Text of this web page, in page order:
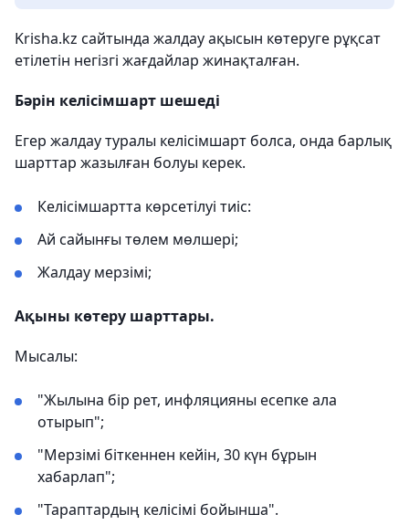
Krisha.kz сайтында жалдау ақысын көтеруге рұқсат
етілетін негізгі жағдайлар жинақталған.
Бәрін келісімшарт шешеді
Егер жалдау туралы келісімшарт болса, онда барлық
шарттар жазылған болуы керек.
Келісімшартта көрсетілуі тиіс:
Ай сайынғы төлем мөлшері;
Жалдау мерзімі;
Ақыны көтеру шарттары.
Мысалы:
"Жылына бір рет, инфляцияны есепке ала
отырып";
"Мерзімі біткеннен кейін, 30 күн бұрын
хабарлап";
"Тараптардың келісімі бойынша".